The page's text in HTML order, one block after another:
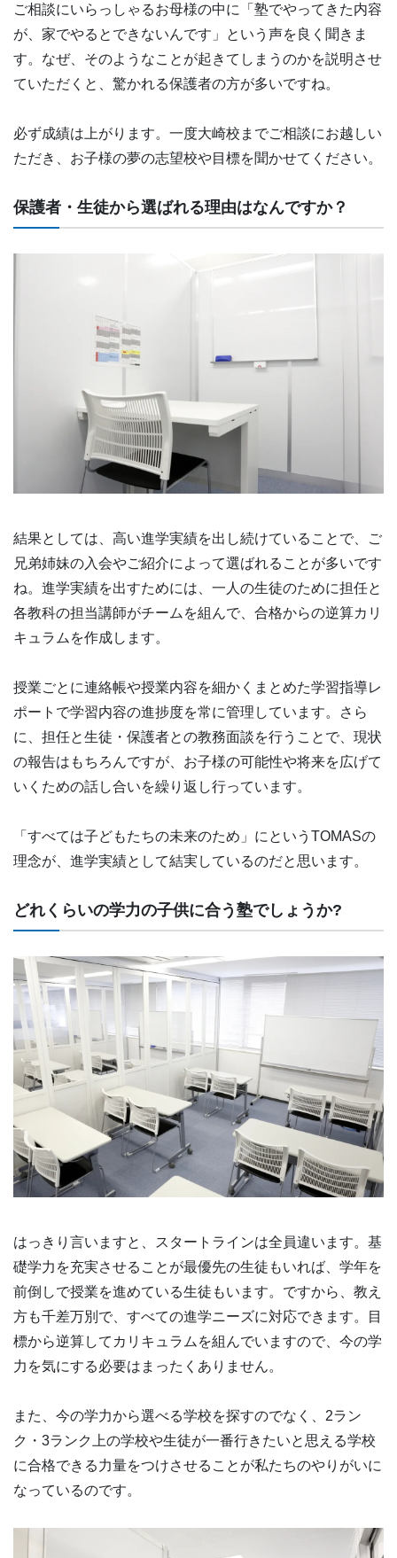
ご相談にいらっしゃるお母様の中に「塾でやってきた内容
が、家でやるとできないんです」という声を良く聞きま
す。なぜ、そのようなことが起きてしまうのかを説明させ
ていただくと、驚かれる保護者の方が多いですね。
必ず成績は上がります。一度大崎校までご相談にお越しい
ただき、お子様の夢の志望校や目標を聞かせてください。
保護者・生徒から選ばれる理由はなんですか？
結果としては、高い進学実績を出し続けていることで、ご
兄弟姉妹の入会やご紹介によって選ばれることが多いです
ね。進学実績を出すためには、一人の生徒のために担任と
各教科の担当講師がチームを組んで、合格からの逆算カリ
キュラムを作成します。
授業ごとに連絡帳や授業内容を細かくまとめた学習指導レ
ポートで学習内容の進捗度を常に管理しています。さら
に、担任と生徒・保護者との教務面談を行うことで、現状
の報告はもちろんですが、お子様の可能性や将来を広げて
いくための話し合いを繰り返し行っています。
「すべては子どもたちの未来のため」にというTOMASの
理念が、進学実績として結実しているのだと思います。
どれくらいの学力の子供に合う塾でしょうか?
はっきり言いますと、スタートラインは全員違います。基
礎学力を充実させることが最優先の生徒もいれば、学年を
前倒しで授業を進めている生徒もいます。ですから、教え
方も千差万別で、すべての進学ニーズに対応できます。目
標から逆算してカリキュラムを組んでいますので、今の学
力を気にする必要はまったくありません。
また、今の学力から選べる学校を探すのでなく、2ラン
ク・3ランク上の学校や生徒が一番行きたいと思える学校
に合格できる力量をつけさせることが私たちのやりがいに
なっているのです。